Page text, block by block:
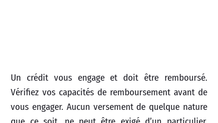
Un crédit vous engage et doit être remboursé.
Vérifiez vos capacités de remboursement avant de
vous engager. Aucun versement de quelque nature